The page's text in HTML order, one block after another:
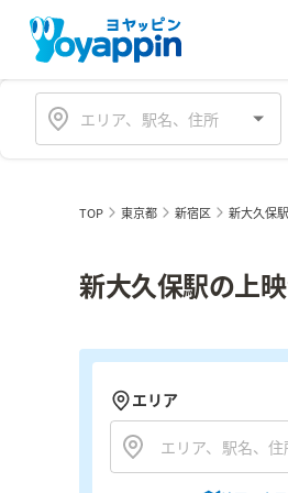
TOP 東京都 新宿区 新大久保駅
新大久保駅の上
エリア